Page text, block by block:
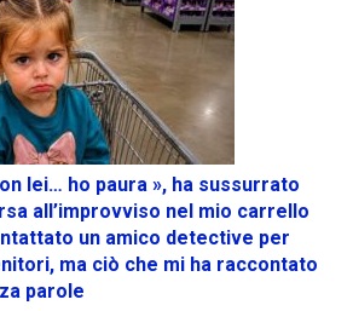
lei… ho paura », ha sussurrato
all’improvviso nel mio carrello
un amico detective per
ma ciò che mi ha raccontato
parole